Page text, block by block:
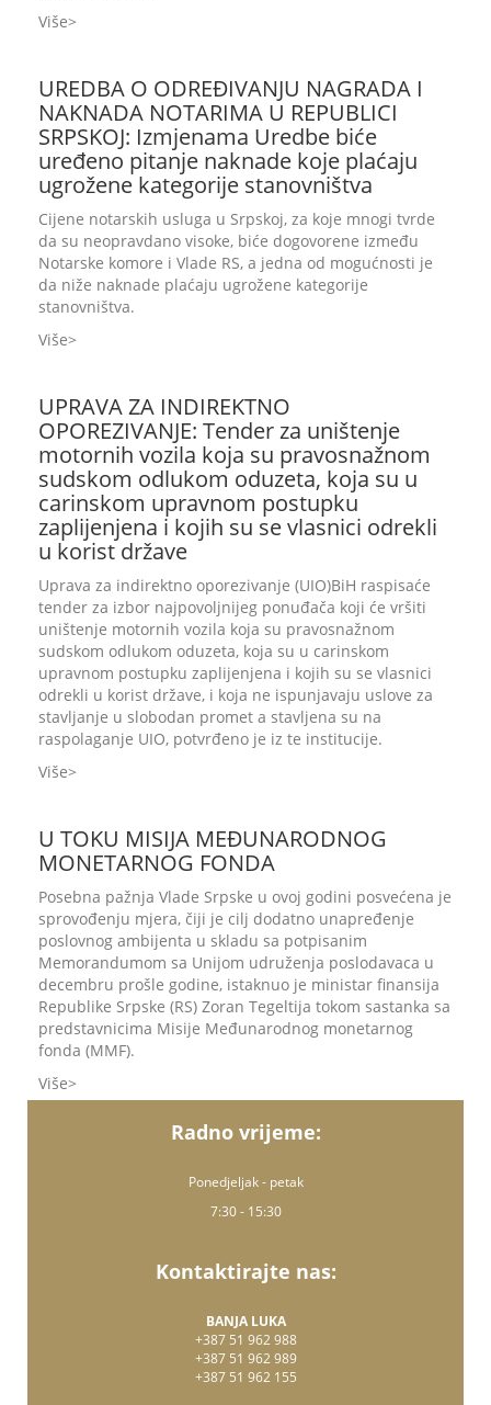
Više
UREDBA O ODREĐIVANJU NAGRADA I
NAKNADA NOTARIMA U REPUBLICI
SRPSKOJ: Izmjenama Uredbe biće
uređeno pitanje naknade koje plaćaju
ugrožene kategorije stanovništva
Cijene notarskih usluga u Srpskoj, za koje mnogi tvrde
da su neopravdano visoke, biće dogovorene između
Notarske komore i Vlade RS, a jedna od mogućnosti je
da niže naknade plaćaju ugrožene kategorije
stanovništva.
Više
UPRAVA ZA INDIREKTNO
OPOREZIVANJE: Tender za uništenje
motornih vozila koja su pravosnažnom
sudskom odlukom oduzeta, koja su u
carinskom upravnom postupku
zaplijenjena i kojih su se vlasnici odrekli
u korist države
Uprava za indirektno oporezivanje (UIO)BiH raspisaće
tender za izbor najpovoljnijeg ponuđača koji će vršiti
uništenje motornih vozila koja su pravosnažnom
sudskom odlukom oduzeta, koja su u carinskom
upravnom postupku zaplijenjena i kojih su se vlasnici
odrekli u korist države, i koja ne ispunjavaju uslove za
stavljanje u slobodan promet a stavljena su na
raspolaganje UIO, potvrđeno je iz te institucije.
Više
U TOKU MISIJA MEĐUNARODNOG
MONETARNOG FONDA
Posebna pažnja Vlade Srpske u ovoj godini posvećena je
sprovođenju mjera, čiji je cilj dodatno unapređenje
poslovnog ambijenta u skladu sa potpisanim
Memorandumom sa Unijom udruženja poslodavaca u
decembru prošle godine, istaknuo je ministar finansija
Republike Srpske (RS) Zoran Tegeltija tokom sastanka sa
predstavnicima Misije Međunarodnog monetarnog
fonda (MMF).
Više
Radno vrijeme:
Ponedjeljak - petak
7:30 - 15:30
Kontaktirajte nas:
BANJA LUKA
+387 51 962 988
+387 51 962 989
+387 51 962 155